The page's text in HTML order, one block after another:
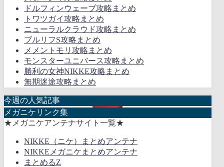
ドルフィンウェーブ攻略まとめ
トワツガイ攻略まとめ
ニューラルクラウド攻略まとめ
ブルリフS攻略まとめ
メメントモリ攻略まとめ
モンスターユニバース攻略まとめ
勝利の女神NIKKE攻略まとめ
無期迷途攻略まとめ
今週の人気記事
メガニケリンク集
★メガニケアンテナサイト一覧★
NIKKE（ニケ）まとめアンテナ
NIKKEメガニケまとめアンテナ
まとめるZ